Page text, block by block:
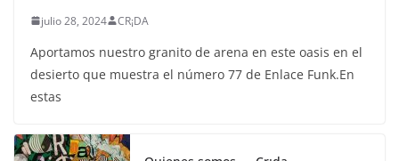
julio 28, 2024 CR¡DA
Aportamos nuestro granito de arena en este oasis en el
desierto que muestra el número 77 de Enlace Funk.En
estas